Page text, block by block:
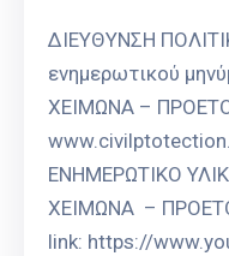
ΔΙΕΥΘΥΝΣΗ
ενημερωτικού
ΧΕΙΜΩΝΑ –
ΕΝΗΜΕΡΩΤΙΚΟ
ΧΕΙΜΩΝΑ –
link: https://